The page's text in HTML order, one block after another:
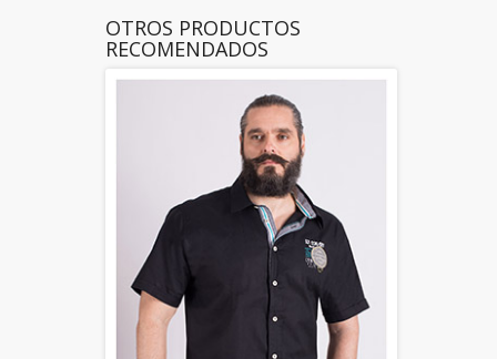
OTROS PRODUCTOS
RECOMENDADOS